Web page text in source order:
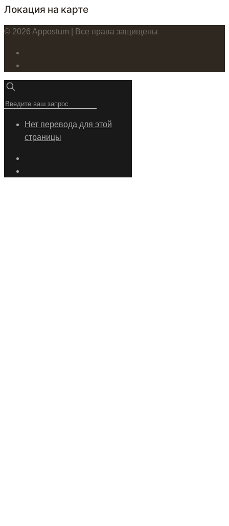
Локация на карте
© 2026 Appostum | Все права защищены
Нет перевода для этой
страницы